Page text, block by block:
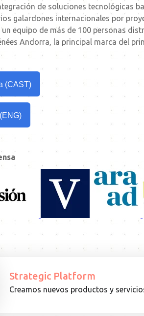
de soluciones tecnológicas
galardones internacionales por
equipo de más de 100 personas
Andorra, la principal marca del
(CAST)
Strategic Platform
Creamos nuevos productos y